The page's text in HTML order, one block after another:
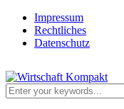
Impressum
Rechtliches
Datenschutz